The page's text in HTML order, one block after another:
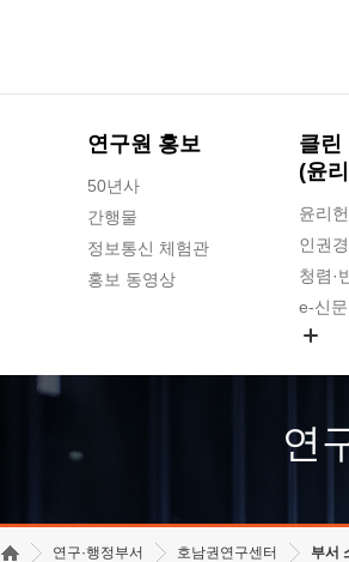
연구원 홍보
50년사
간행물
정보통신 체험관
홍보 동영상
클린
(윤
윤리
인권
청렴·
e-신
고객의
수의계
연
연구·행정부서 호남권연구센터 부서